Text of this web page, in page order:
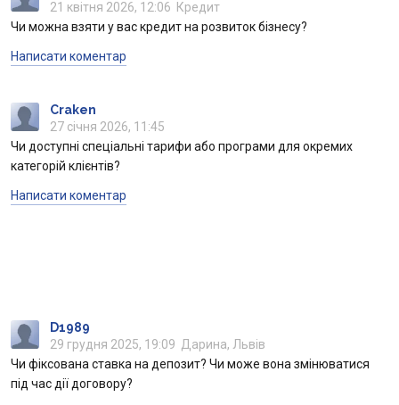
Кредити для бізнеса
Картки
Відділення і банкомати
Інтернет-банкінг
Акції
21 квітня 2026, 12:06 Кредит
Чи можна взяти у вас кредит на розвиток бізнесу?
Написати коментар
Craken
27 січня 2026, 11:45
Чи доступні спеціальні тарифи або програми для окремих
категорій клієнтів?
Написати коментар
D1989
29 грудня 2025, 19:09 Дарина, Львів
Чи фіксована ставка на депозит? Чи може вона змінюватися
під час дії договору?